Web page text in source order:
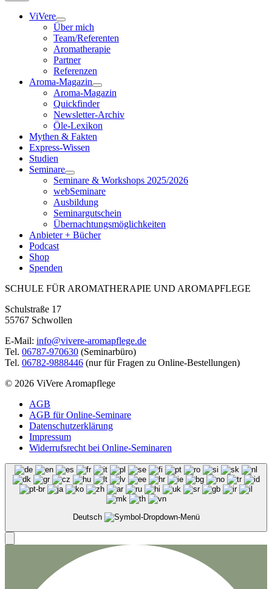
ViVere
Über mich
Team/Referenten
Aromatherapie
Partner
Referenzen
Aroma-Magazin
Aroma-Magazin
Quickfinder
Newsletter-Archiv
Öle-Lexikon
Mythen & Fakten
Express-Wissen
Studien
Seminare
Seminare & Workshops 2025/2026
webSeminare
Ausbildung
Seminargutschein
Übernachtungsmöglichkeiten
Anbieter + Bücher
Podcast
Shop
Spenden
SCHULE FÜR AROMATHERAPIE UND AROMAPFLEGE
Schulstraße 17
55767 Schwollen
E-Mail: info@vivere-aromapflege.de
Tel. 06787-970630 (Seminarbüro)
Tel. 06782-9888446 (nur für Fragen zu Online-Bestellungen)
© 2026 ViVere Aromapflege
AGB
AGB für Online-Seminare
Datenschutzerklärung
Impressum
Widerrufsrecht bei Online-Seminaren
Deutsch